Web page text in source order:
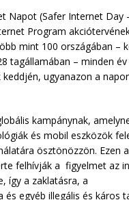
Napot (Safer Internet Day
Program
mint 100 országában –
tagállamában – minden év
ugyanazon a
kampánynak,
és mobil eszközök
ösztönözzön. Ezen
felhívják a figyelmet az
így a zaklatásra, a
és egyéb illegális és káros